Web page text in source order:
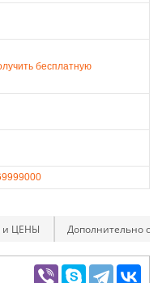
бесплатную
и ЦЕНЫ Дополнительно